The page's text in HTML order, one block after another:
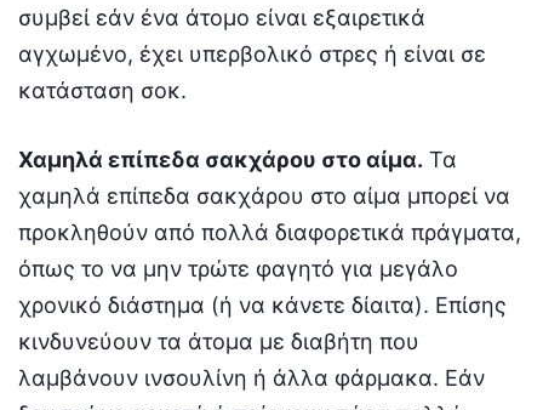
συμβεί εάν ένα άτομο είναι εξαιρετικά
αγχωμένο, έχει υπερβολικό στρες ή είναι σε
κατάσταση σοκ.
Χαμηλά επίπεδα σακχάρου στο αίμα. Τα
χαμηλά επίπεδα σακχάρου στο αίμα μπορεί να
προκληθούν από πολλά διαφορετικά πράγματα,
όπως το να μην τρώτε φαγητό για μεγάλο
χρονικό διάστημα (ή να κάνετε δίαιτα). Επίσης
κινδυνεύουν τα άτομα με διαβήτη που
λαμβάνουν ινσουλίνη ή άλλα φάρμακα. Εάν